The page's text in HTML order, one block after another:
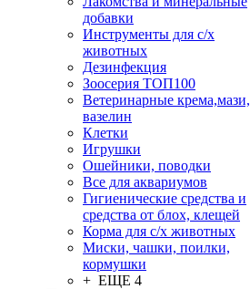
добавки
Инструменты для с/х
животных
Дезинфекция
Зоосерия ТОП100
Ветеринарные крема,мази,
вазелин
Клетки
Игрушки
Ошейники, поводки
Все для аквариумов
Гигиенические средства и
средства от блох, клещей
Корма для с/х животных
Миски, чашки, поилки,
кормушки
+ ЕЩЕ 4